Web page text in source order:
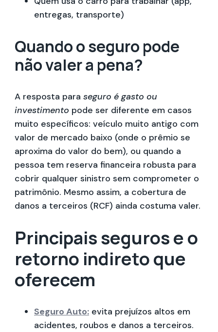
entregas, transporte)
Quando o seguro pode
não valer a pena?
A resposta para seguro é gasto ou
investimento pode ser diferente em casos
muito específicos: veículo muito antigo com
valor de mercado baixo (onde o prêmio se
aproxima do valor do bem), ou quando a
pessoa tem reserva financeira robusta para
cobrir qualquer sinistro sem comprometer o
patrimônio. Mesmo assim, a cobertura de
danos a terceiros (RCF) ainda costuma valer.
Principais seguros e o
retorno indireto que
oferecem
Seguro Auto: evita prejuízos altos em
acidentes, roubos e danos a terceiros.